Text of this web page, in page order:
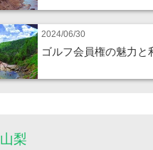
2024/06/30
ゴルフ会員権の魅力と
山梨